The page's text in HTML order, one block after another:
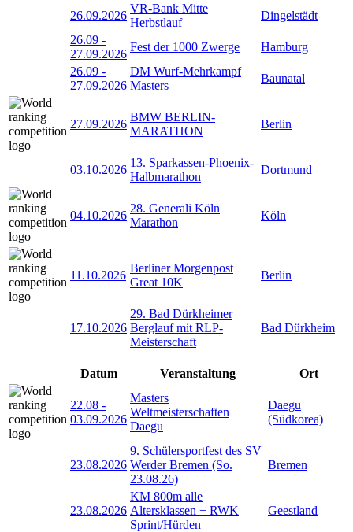
26.09.2026
VR-Bank Mitte
Herbstlauf
Dingelstädt
26.09 -
27.09.2026
Fest der 1000 Zwerge
Hamburg
26.09 -
27.09.2026
DM Wurf-Mehrkampf
Masters
Baunatal
27.09.2026
BMW BERLIN-
MARATHON
Berlin
03.10.2026
13. Sparkassen-Phoenix-
Halbmarathon
Dortmund
04.10.2026
28. Generali Köln
Marathon
Köln
11.10.2026
Berliner Morgenpost
Great 10K
Berlin
17.10.2026
29. Bad Dürkheimer
Berglauf mit RLP-
Meisterschaft
Bad Dürkheim
Datum Veranstaltung Ort
22.08 -
03.09.2026
Masters
Weltmeisterschaften
Daegu
Daegu
(Südkorea)
23.08.2026
9. Schülersportfest des SV
Werder Bremen (So.
23.08.26)
Bremen
23.08.2026
KM 800m alle
Altersklassen + RWK
Sprint/Hürden
Geestland